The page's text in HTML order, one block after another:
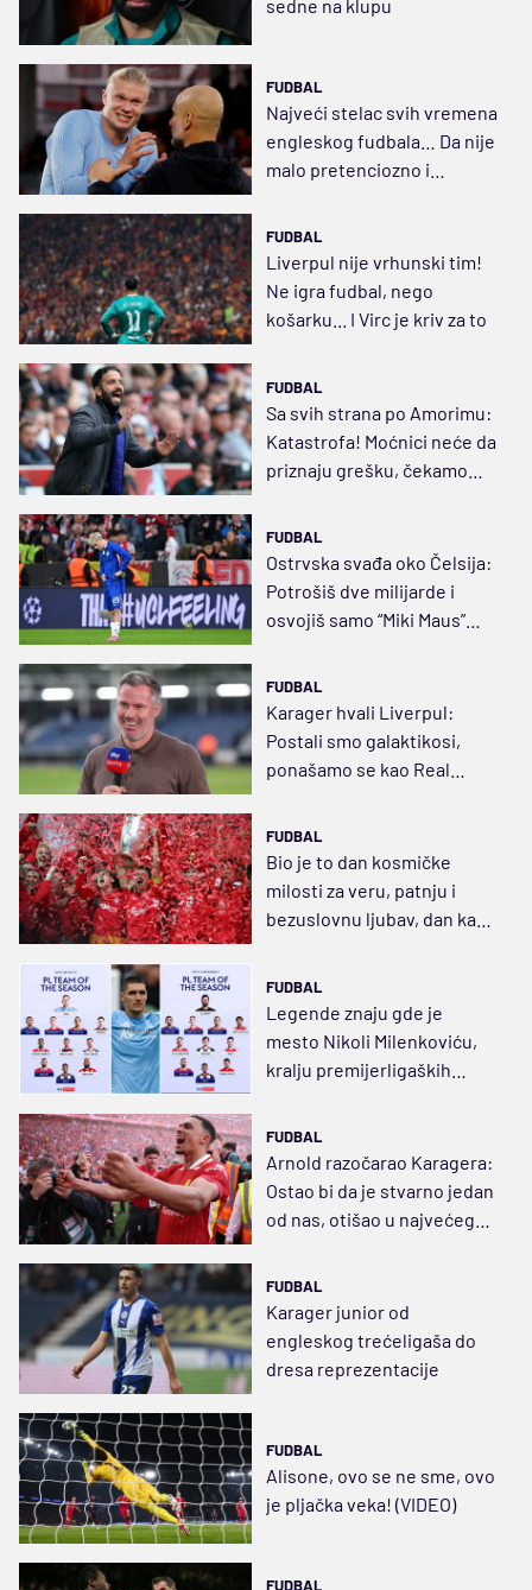
sedne na klupu
FUDBAL
Najveći stelac svih vremena
engleskog fudbala… Da nije
malo pretenciozno i
FUDBAL
Liverpul nije vrhunski tim!
Ne igra fudbal, nego
košarku... I Virc je kriv za to
FUDBAL
Sa svih strana po Amorimu:
Katastrofa! Moćnici neće da
priznaju grešku, čekamo
FUDBAL
Ostrvska svađa oko Čelsija:
Potrošiš dve milijarde i
osvojiš samo “Miki Maus”
FUDBAL
Karager hvali Liverpul:
Postali smo galaktikosi,
ponašamo se kao Real
FUDBAL
Bio je to dan kosmičke
milosti za veru, patnju i
bezuslovnu ljubav, dan kad
FUDBAL
Legende znaju gde je
mesto Nikoli Milenkoviću,
kralju premijerligaških
FUDBAL
Arnold razočarao Karagera:
Ostao bi da je stvarno jedan
od nas, otišao u najvećeg
FUDBAL
Karager junior od
engleskog trećeligaša do
dresa reprezentacije
FUDBAL
Alisone, ovo se ne sme, ovo
je pljačka veka! (VIDEO)
FUDBAL